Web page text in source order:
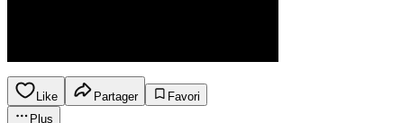
Like Partager
Favori
Plus